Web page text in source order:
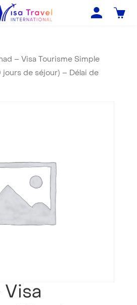
– Visa Tourisme Simple
jours de séjour) – Délai de
Visa